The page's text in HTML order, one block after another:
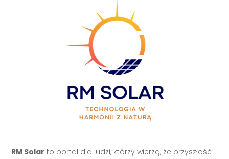
RM Solar to portal dla ludzi, którzy wierzą, że przyszłość